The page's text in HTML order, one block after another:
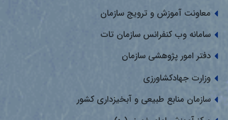
معاونت آموزش و ترویج سازمان
سامانه وب کنفرانس سازمان تات
دفتر امور پژوهشی سازمان
وزارت جهادکشاورزی
سازمان منابع طبیعی و آبخیزداری کشور